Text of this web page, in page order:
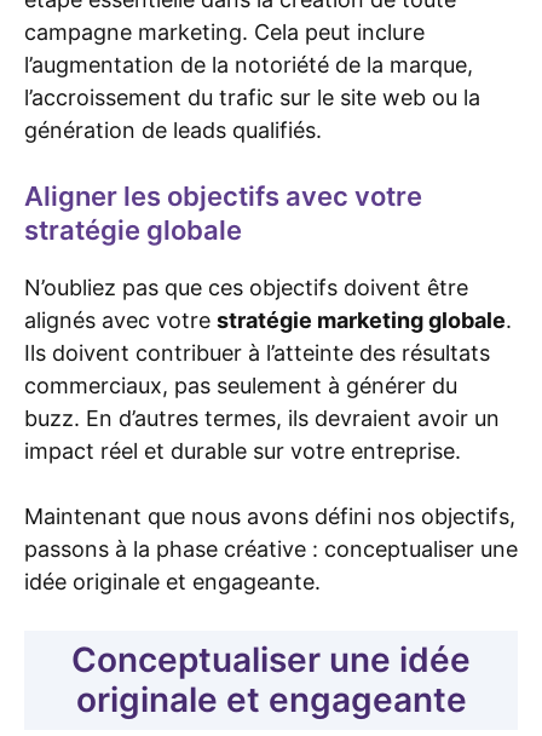
campagne marketing. Cela peut inclure
l’augmentation de la notoriété de la marque,
l’accroissement du trafic sur le site web ou la
génération de leads qualifiés.
Aligner les objectifs avec votre
stratégie globale
N’oubliez pas que ces objectifs doivent être
alignés avec votre stratégie marketing globale.
Ils doivent contribuer à l’atteinte des résultats
commerciaux, pas seulement à générer du
buzz. En d’autres termes, ils devraient avoir un
impact réel et durable sur votre entreprise.
Maintenant que nous avons défini nos objectifs,
passons à la phase créative : conceptualiser une
idée originale et engageante.
Conceptualiser une idée
originale et engageante